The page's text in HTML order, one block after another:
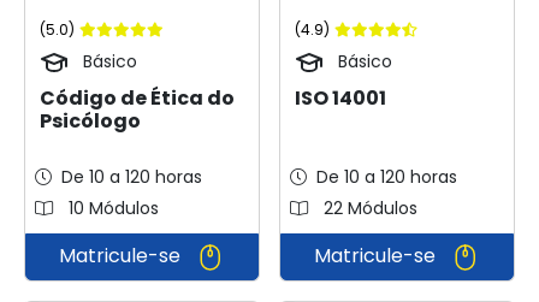
(5.0)
Básico
Código de Ética do
Psicólogo
De 10 a 120 horas
10 Módulos
Matricule-se
(4.9)
Básico
ISO 14001
De 10 a 120 horas
22 Módulos
Matricule-se